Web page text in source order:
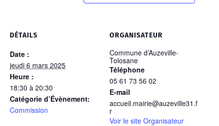
DÉTAILS
Date :
jeudi 6 mars 2025
Heure :
18:30 à 20:30
Catégorie d’Évènement:
Commission
ORGANISATEUR
Commune d’Auzeville-
Tolosane
Téléphone
05 61 73 56 02
E-mail
accueil.mairie@auzeville31.f
r
Voir le site Organisateur